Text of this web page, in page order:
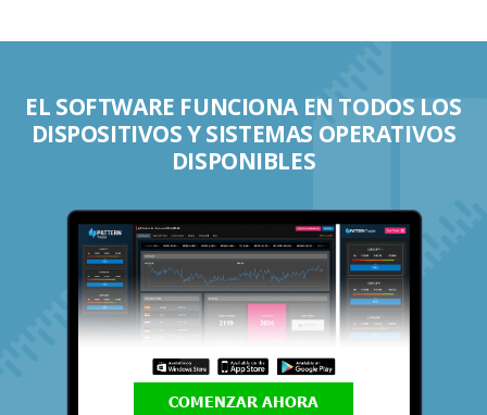
EL SOFTWARE FUNCIONA EN TODOS LOS
DISPOSITIVOS Y SISTEMAS OPERATIVOS
DISPONIBLES
COMENZAR AHORA